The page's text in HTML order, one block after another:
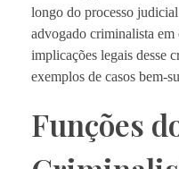
longo do processo
advogado criminalista em
implicações legais desse
exemplos de casos bem-
Funções